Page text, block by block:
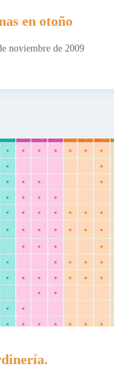
en otoño
noviembre de 2009